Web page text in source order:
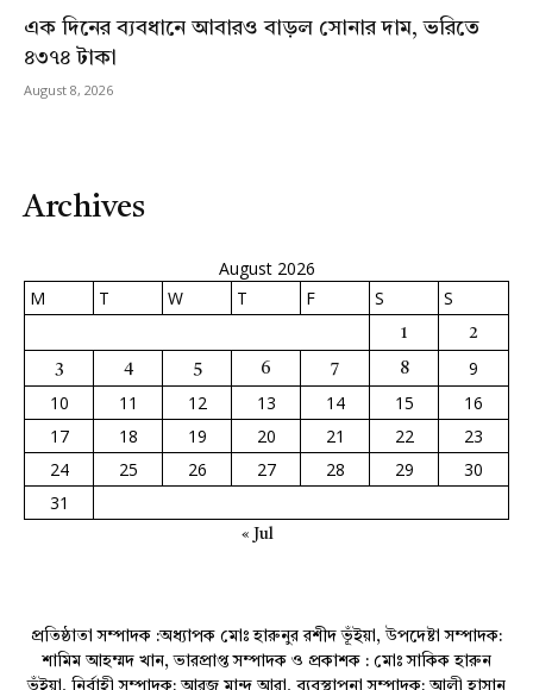
এক দিনের ব্যবধানে আবারও বাড়ল সোনার দাম, ভরিতে
৪৩৭৪ টাকা
August 8, 2026
Archives
August 2026
M
T W T F S S
1 2
3 4 5 6 7 8
9
10
11 12 13 14 15
16
17
18 19 20 21 22
23
24
25 26 27 28 29
30
31
« Jul
প্রতিষ্ঠাতা সম্পাদক :অধ্যাপক মোঃ হারুনুর রশীদ ভূঁইয়া, উপদেষ্টা সম্পাদক:
শামিম আহম্মদ খান, ভারপ্রাপ্ত সম্পাদক ও প্রকাশক : মোঃ সাকিক হারুন
ভূঁইয়া, নির্বাহী সম্পাদক: আরজু মান্দ আরা, ব্যবস্থাপনা সম্পাদক: আলী হাসান